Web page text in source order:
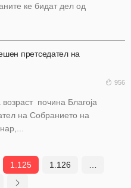
ке бидат дел од
претседател на
956
почина Благоја
на Собранието на
1.125 1.126